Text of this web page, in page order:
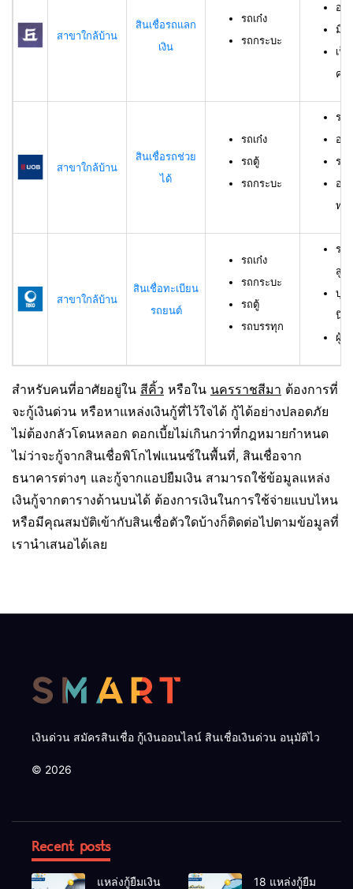
สาขาใกล้บ้าน
สินเชื่อรถแลก
เงิน
รถเก๋ง
รถกระบะ
อา
มีร
เป็
คร
สาขาใกล้บ้าน
สินเชื่อรถช่วย
ได้
รถเก๋ง
รถตู้
รถกระบะ
รถ
อา
รา
อา
ทด
สาขาใกล้บ้าน
สินเชื่อทะเบียน
รถยนต์
รถเก๋ง
รถกระบะ
รถตู้
รถบรรทุก
รถ
สูง
บุค
นิติ
ผู้กู้
สำหรับคนที่อาศัยอยู่ใน สีคิ้ว หรือใน นครราชสีมา ต้องการที่
จะกู้เงินด่วน หรือหาแหล่งเงินกู้ที่ไว้ใจได้ กู้ได้อย่างปลอดภัย
ไม่ต้องกลัวโดนหลอก ดอกเบี้ยไม่เกินกว่าที่กฎหมายกำหนด
ไม่ว่าจะกู้จากสินเชื่อพิโกไฟแนนซ์ในพื้นที่, สินเชื่อจาก
ธนาคารต่างๆ และกู้จากแอปยืมเงิน สามารถใช้ข้อมูลแหล่ง
เงินกู้จากตารางด้านบนได้ ต้องการเงินในการใช้จ่ายแบบไหน
หรือมีคุณสมบัติเข้ากับสินเชื่อตัวใดบ้างก็ติดต่อไปตามข้อมูลที่
เรานำเสนอได้เลย
เงินด่วน สมัครสินเชื่อ กู้เงินออนไลน์ สินเชื่อเงินด่วน อนุมัติไว
© 2026
Recent posts
แหล่งกู้ยืมเงิน 18 แหล่งกู้ยืม